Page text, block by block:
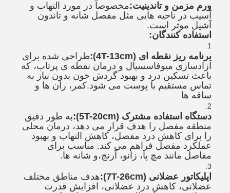
ورم مزمن و تاندینیت:مخصوصاً در مورد التهاب و
آسیب در ناحیه هایی مثل مفصل شانه و تاندون
آشیل موثر است.
استفاده کنندگان:
برنامه ریز نقطه ای (4T-13cm):
طراحی شده برای
آزادسازی میوفاسسیال و درمان نقطه ی پرتاب، که
باعث تسکین درد و بهبود گردش خون بدون نیاز به
تماس مستقیم با پوست می شود.کمر، ران ها و
ساقه ها
دستگاه استفاده مشترک (5T-20cm):
به طور دقیق
منطقه مفصل را هدف قرار می دهد، درمان محلی
را برای کاهش درد مفصل، کاهش التهاب و بهبود
عملکرد مفصل فراهم می کند. مناسب برای
مفاصل مانند مچ پا، زانو، آرنج،و شانه ها.
اپلیکاتور عضلانی (7T-26cm):
هدف مناطق مختلف
عضلانی، کاهش درد عضلانی، افزایش قدرت